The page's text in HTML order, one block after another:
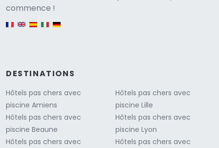
commence !
DESTINATIONS
Hôtels pas chers avec
piscine Amiens
Hôtels pas chers avec
piscine Beaune
Hôtels pas chers avec
Hôtels pas chers avec
piscine Lille
Hôtels pas chers avec
piscine Lyon
Hôtels pas chers avec